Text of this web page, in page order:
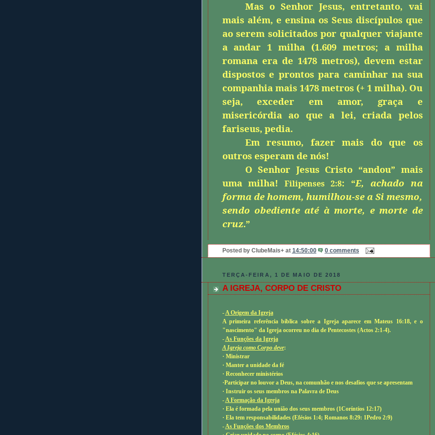
Mas o Senhor Jesus, entretanto, vai
mais além, e ensina os Seus discípulos que
ao serem solicitados por qualquer viajante
a andar 1 milha (1.609 metros; a milha
romana era de 1478 metros), devem estar
dispostos e prontos para caminhar na sua
companhia mais 1478 metros (+ 1 milha). Ou
seja, exceder em amor, graça e
misericórdia ao que a lei, criada pelos
fariseus, pedia.
Em resumo, fazer mais do que os
outros esperam de nós!
O Senhor Jesus Cristo “andou” mais
uma milha!Filipenses 2:8: “E, achado na
forma de homem, humilhou-se a Si mesmo,
sendo obediente até à morte, e morte de
cruz.”
Posted by ClubeMais+ at 14:50:00 0 comments
TERÇA-FEIRA, 1 DE MAIO DE 2018
A IGREJA, CORPO DE CRISTO
-A Origem da Igreja
A primeira referência bíblica sobre a Igreja aparece em Mateus 16:18, e o
"nascimento" da Igreja ocorreu no dia de Pentecostes (Actos 2:1-4).
-As Funções da Igreja
A Igreja como Corpo deve:
· Ministrar
· Manter a unidade da fé
· Reconhecer ministérios
·Participar no louvor a Deus, na comunhão e nos desafios que se apresentam
· Instruir os seus membros na Palavra de Deus
-A Formação da Igreja
· Ela é formada pela união dos seus membros (1Coríntios 12:17)
· Ela tem responsabilidades (Efésios 1:4; Romanos 8:29: 1Pedro 2:9)
-As Funções dos Membros